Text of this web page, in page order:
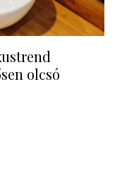
olcsó